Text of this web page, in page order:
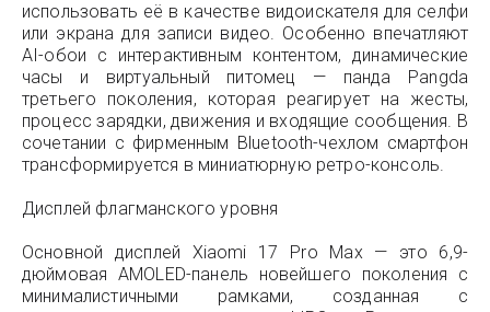
использовать её в качестве видоискателя для селфи
или экрана для записи видео. Особенно впечатляют
AI-обои с интерактивным контентом, динамические
часы и виртуальный питомец — панда Pangda
третьего поколения, которая реагирует на жесты,
процесс зарядки, движения и входящие сообщения. В
сочетании с фирменным Bluetooth-чехлом смартфон
трансформируется в миниатюрную ретро-консоль.
Дисплей флагманского уровня
Основной дисплей Xiaomi 17 Pro Max — это 6,9-
дюймовая AMOLED-панель новейшего поколения с
минималистичными рамками, созданная с